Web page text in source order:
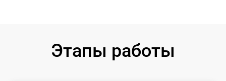
Этапы работы